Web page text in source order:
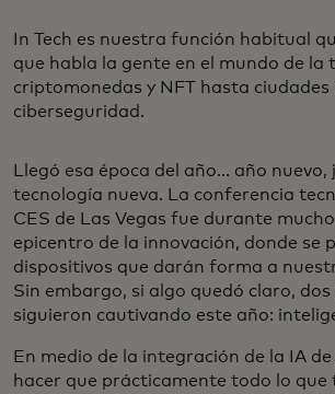
In Tech es nuestra función habitual
que habla la gente en el mundo de la
criptomonedas y NFT hasta
ciberseguridad.
Llegó esa época del año... año
tecnología nueva. La conferencia
CES de Las Vegas fue durante
epicentro de la innovación, donde se
dispositivos que darán forma a
Sin embargo, si algo quedó claro,
siguieron cautivando este año:
En medio de la integración de la IA
hacer que prácticamente todo lo que